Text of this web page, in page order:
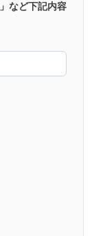
など下記内容